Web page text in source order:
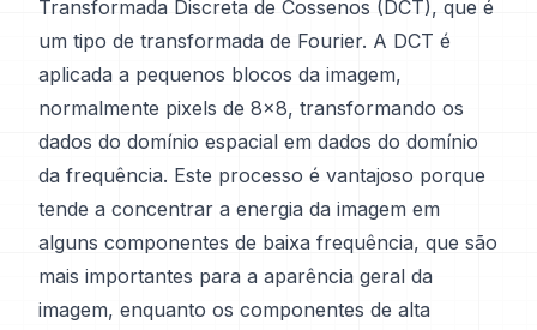
Transformada Discreta de Cossenos (DCT), que é
um tipo de transformada de Fourier. A DCT é
aplicada a pequenos blocos da imagem,
normalmente pixels de 8x8, transformando os
dados do domínio espacial em dados do domínio
da frequência. Este processo é vantajoso porque
tende a concentrar a energia da imagem em
alguns componentes de baixa frequência, que são
mais importantes para a aparência geral da
imagem, enquanto os componentes de alta